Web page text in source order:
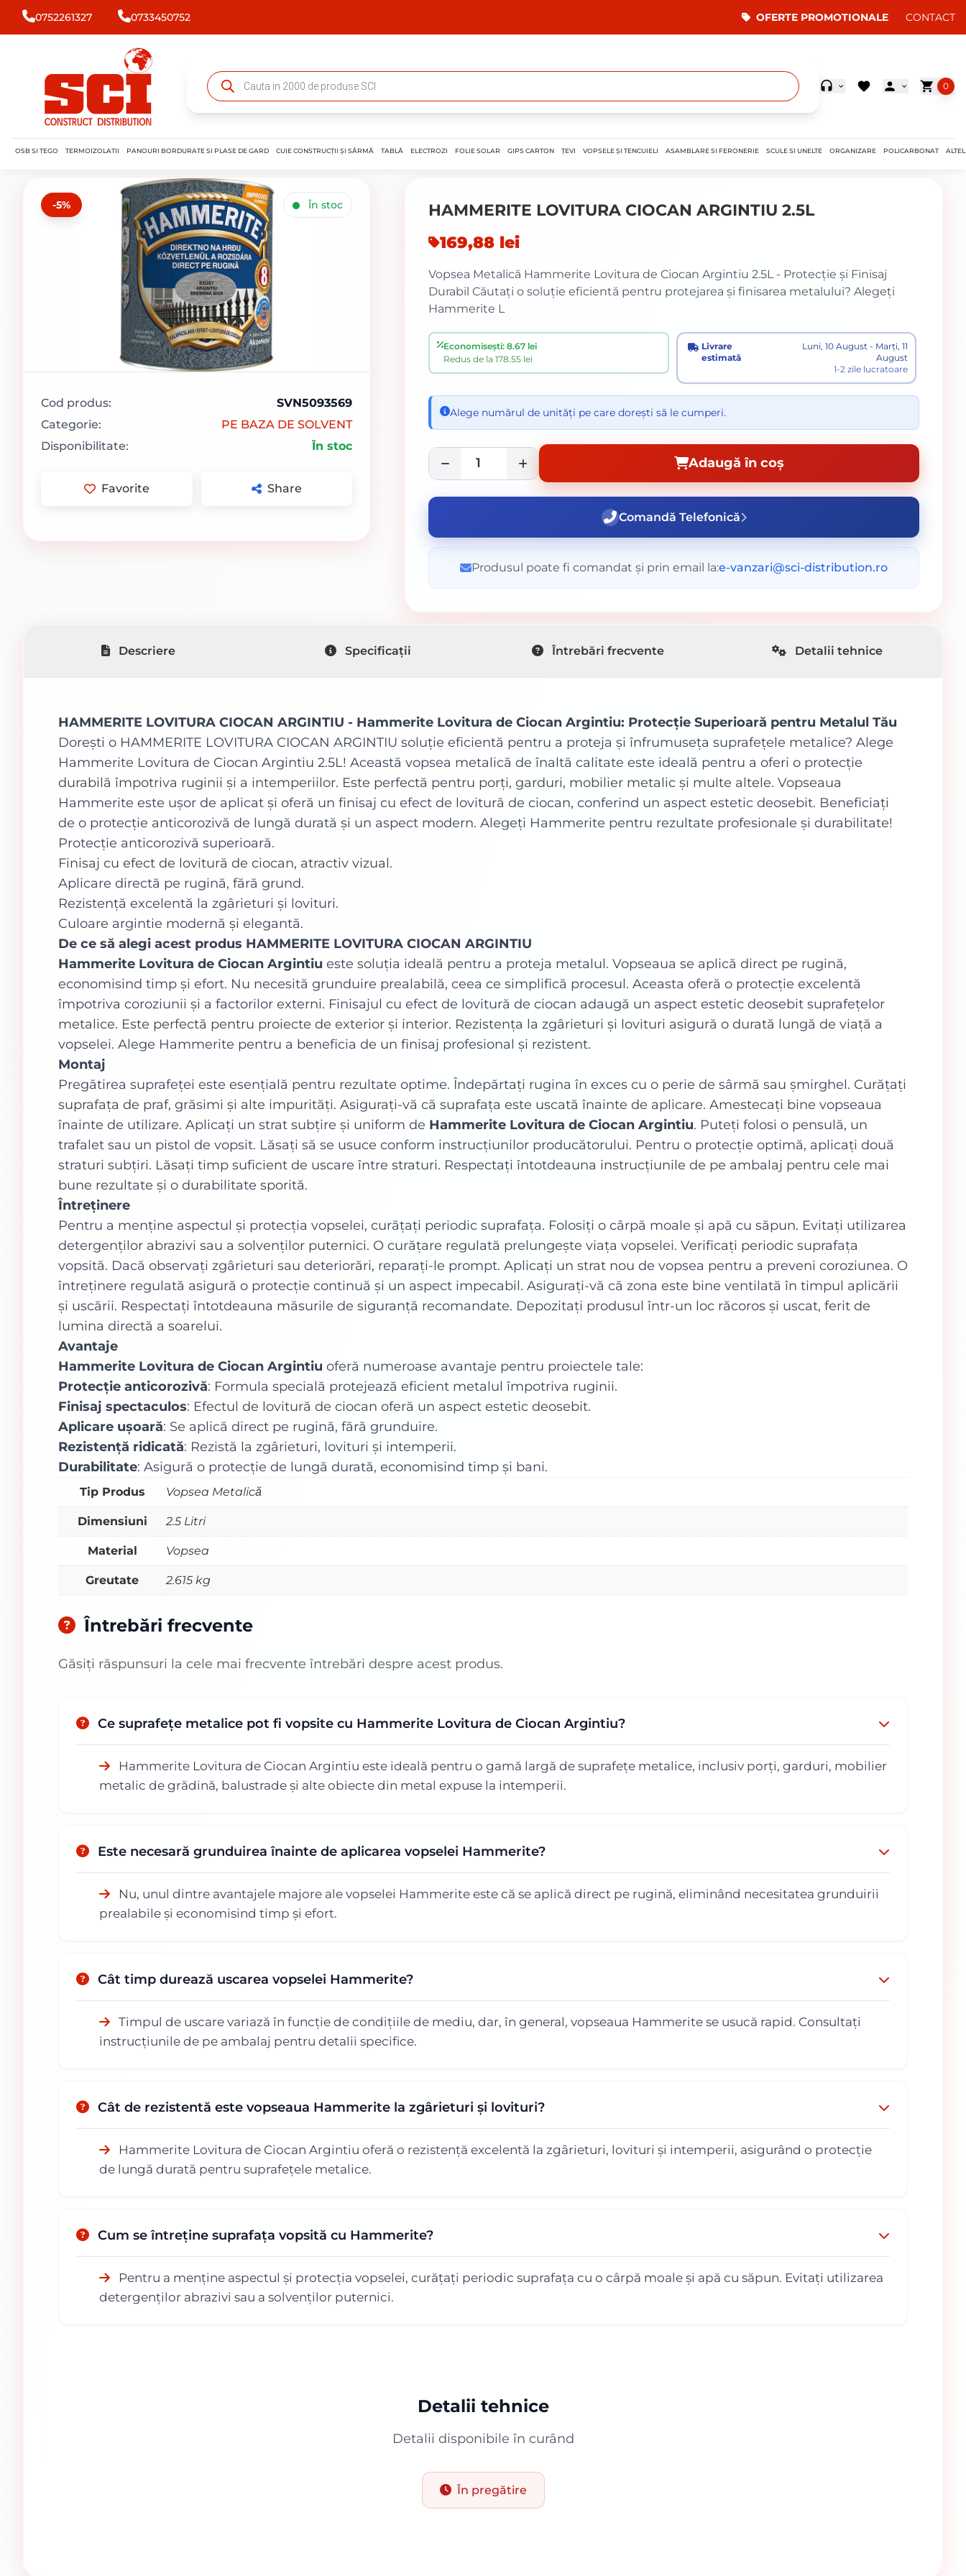
0752261327 0733450752 OFERTE PROMOTIONALE CONTACT
0
OSB SI TEGO TERMOIZOLATII PANOURI BORDURATE SI PLASE DE GARD CUIE CONSTRUCȚII ȘI SÂRMĂ TABLĂ ELECTROZI FOLIE SOLAR GIPS CARTON ȚEVI VOPSELE ȘI TENCUIELI ASAMBLARE SI FERONERIE SCULE SI UNELTE ORGANIZARE POLICARBONAT
-5% În stoc
Cod produs:
SVN5093569
Categorie:
PE BAZA DE SOLVENT
Disponibilitate:
În stoc
Favorite Share
HAMMERITE LOVITURA CIOCAN ARGINTIU 2.5L
169,88 lei
Vopsea Metalică Hammerite Lovitura de Ciocan Argintiu 2.5L - Protecție și Finisaj
Durabil Căutați o soluție eficientă pentru protejarea și finisarea metalului? Alegeți
Hammerite L
Economisești: 8.67 lei
Redus de la 178.55 lei
Livrare
estimată
Luni, 10 August - Marți, 11
August
1-2 zile lucratoare
Alege numărul de unități pe care dorești să le cumperi.
Adaugă în coș
Comandă Telefonică
Produsul poate fi comandat și prin email la:e-vanzari@sci-distribution.ro
Descriere Specificații Întrebări frecvente Detalii tehnice
HAMMERITE LOVITURA CIOCAN ARGINTIU - Hammerite Lovitura de Ciocan Argintiu: Protecție Superioară pentru Metalul Tău
Dorești o HAMMERITE LOVITURA CIOCAN ARGINTIU soluție eficientă pentru a proteja și înfrumuseța suprafețele metalice? Alege
Hammerite Lovitura de Ciocan Argintiu 2.5L! Această vopsea metalică de înaltă calitate este ideală pentru a oferi o protecție
durabilă împotriva ruginii și a intemperiilor. Este perfectă pentru porți, garduri, mobilier metalic și multe altele. Vopseaua
Hammerite este ușor de aplicat și oferă un finisaj cu efect de lovitură de ciocan, conferind un aspect estetic deosebit. Beneficiați
de o protecție anticorozivă de lungă durată și un aspect modern. Alegeți Hammerite pentru rezultate profesionale și durabilitate!
Protecție anticorozivă superioară.
Finisaj cu efect de lovitură de ciocan, atractiv vizual.
Aplicare directă pe rugină, fără grund.
Rezistență excelentă la zgârieturi și lovituri.
Culoare argintie modernă și elegantă.
De ce să alegi acest produs HAMMERITE LOVITURA CIOCAN ARGINTIU
Hammerite Lovitura de Ciocan Argintiu este soluția ideală pentru a proteja metalul. Vopseaua se aplică direct pe rugină,
economisind timp și efort. Nu necesită grunduire prealabilă, ceea ce simplifică procesul. Aceasta oferă o protecție excelentă
împotriva coroziunii și a factorilor externi. Finisajul cu efect de lovitură de ciocan adaugă un aspect estetic deosebit suprafețelor
metalice. Este perfectă pentru proiecte de exterior și interior. Rezistența la zgârieturi și lovituri asigură o durată lungă de viață a
vopselei. Alege Hammerite pentru a beneficia de un finisaj profesional și rezistent.
Montaj
Pregătirea suprafeței este esențială pentru rezultate optime. Îndepărtați rugina în exces cu o perie de sârmă sau șmirghel. Curățați
suprafața de praf, grăsimi și alte impurități. Asigurați-vă că suprafața este uscată înainte de aplicare. Amestecați bine vopseaua
înainte de utilizare. Aplicați un strat subțire și uniform de Hammerite Lovitura de Ciocan Argintiu. Puteți folosi o pensulă, un
trafalet sau un pistol de vopsit. Lăsați să se usuce conform instrucțiunilor producătorului. Pentru o protecție optimă, aplicați două
straturi subțiri. Lăsați timp suficient de uscare între straturi. Respectați întotdeauna instrucțiunile de pe ambalaj pentru cele mai
bune rezultate și o durabilitate sporită.
Întreținere
Pentru a menține aspectul și protecția vopselei, curățați periodic suprafața. Folosiți o cârpă moale și apă cu săpun. Evitați utilizarea
detergenților abrazivi sau a solvenților puternici. O curățare regulată prelungește viața vopselei. Verificați periodic suprafața
vopsită. Dacă observați zgârieturi sau deteriorări, reparați-le prompt. Aplicați un strat nou de vopsea pentru a preveni coroziunea. O
întreținere regulată asigură o protecție continuă și un aspect impecabil. Asigurați-vă că zona este bine ventilată în timpul aplicării
și uscării. Respectați întotdeauna măsurile de siguranță recomandate. Depozitați produsul într-un loc răcoros și uscat, ferit de
lumina directă a soarelui.
Avantaje
Hammerite Lovitura de Ciocan Argintiu oferă numeroase avantaje pentru proiectele tale:
Protecție anticorozivă: Formula specială protejează eficient metalul împotriva ruginii.
Finisaj spectaculos: Efectul de lovitură de ciocan oferă un aspect estetic deosebit.
Aplicare ușoară: Se aplică direct pe rugină, fără grunduire.
Rezistență ridicată: Rezistă la zgârieturi, lovituri și intemperii.
Durabilitate: Asigură o protecție de lungă durată, economisind timp și bani.
Tip Produs Vopsea Metalică
Dimensiuni 2.5 Litri
Material Vopsea
Greutate 2.615 kg
Întrebări frecvente
Găsiți răspunsuri la cele mai frecvente întrebări despre acest produs.
Ce suprafețe metalice pot fi vopsite cu Hammerite Lovitura de Ciocan Argintiu?
Hammerite Lovitura de Ciocan Argintiu este ideală pentru o gamă largă de suprafețe metalice, inclusiv porți, garduri, mobilier
metalic de grădină, balustrade și alte obiecte din metal expuse la intemperii.
Este necesară grunduirea înainte de aplicarea vopselei Hammerite?
Nu, unul dintre avantajele majore ale vopselei Hammerite este că se aplică direct pe rugină, eliminând necesitatea grunduirii
prealabile și economisind timp și efort.
Cât timp durează uscarea vopselei Hammerite?
Timpul de uscare variază în funcție de condițiile de mediu, dar, în general, vopseaua Hammerite se usucă rapid. Consultați
instrucțiunile de pe ambalaj pentru detalii specifice.
Cât de rezistentă este vopseaua Hammerite la zgârieturi și lovituri?
Hammerite Lovitura de Ciocan Argintiu oferă o rezistență excelentă la zgârieturi, lovituri și intemperii, asigurând o protecție
de lungă durată pentru suprafețele metalice.
Cum se întreține suprafața vopsită cu Hammerite?
Pentru a menține aspectul și protecția vopselei, curățați periodic suprafața cu o cârpă moale și apă cu săpun. Evitați utilizarea
detergenților abrazivi sau a solvenților puternici.
Detalii tehnice
Detalii disponibile în curând
În pregătire